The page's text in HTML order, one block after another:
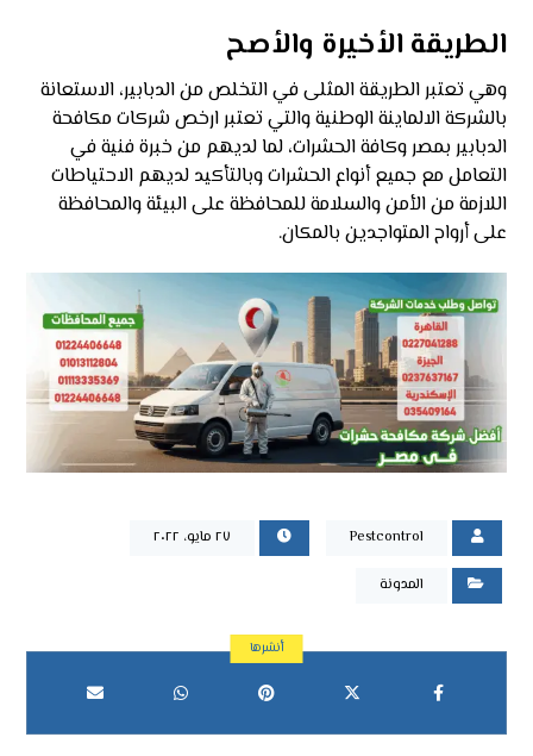
الطريقة الأخيرة والأصح
وهي تعتبر الطريقة المثلى في التخلص من الدبابير، الاستعانة
بالشركة الالماينة الوطنية والتي تعتبر ارخص شركات مكافحة
الدبابير بمصر وكافة الحشرات، لما لديهم من خبرة فنية في
التعامل مع جميع أنواع الحشرات وبالتأكيد لديهم الاحتياطات
اللازمة من الأمن والسلامة للمحافظة على البيئة والمحافظة
على أرواح المتواجدين بالمكان.
Pestcontrol ٢٧ مايو، ٢٠٢٢
المدونة